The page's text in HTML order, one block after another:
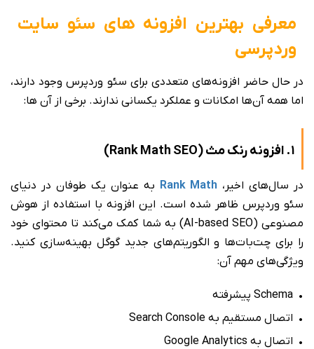
معرفی بهترین افزونه های سئو سایت
وردپرسی
در حال حاضر افزونه‌های متعددی برای سئو وردپرس وجود دارند،
اما همه آن‌ها امکانات و عملکرد یکسانی ندارند. برخی از آن ها:
۱. افزونه رنک مث (Rank Math SEO)
در سال‌های اخیر، Rank Math به عنوان یک طوفان در دنیای
سئو وردپرس ظاهر شده است. این افزونه با استفاده از هوش
مصنوعی (AI-based SEO) به شما کمک می‌کند تا محتوای خود
را برای چت‌بات‌ها و الگوریتم‌های جدید گوگل بهینه‌سازی کنید.
ویژگی‌های مهم آن:
• Schema پیشرفته
• اتصال مستقیم به Search Console
• اتصال به Google Analytics